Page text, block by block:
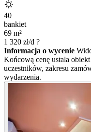
40
bankiet
69 m²
1 320 zł/d ?
Informacja o wycenie
Końcową cenę ustala
uczestników, zakresu
wydarzenia.